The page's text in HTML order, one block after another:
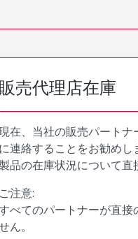
販売代理店在庫
在、当社の販売パートナ
に連絡することをお勧めし
品の在庫状況について直
ご注意:
べてのパートナーが直接
ん。